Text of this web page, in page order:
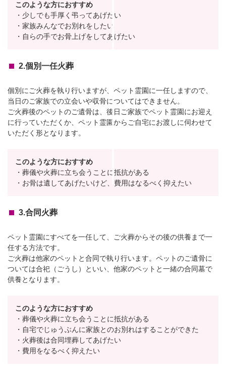
このような方におすすめ
・少しでも手厚く弔ってあげたい
・家族みんなでお別れをしたい
・自らの手でお骨上げをしてあげたい
2.個別一任火葬
個別にご火葬を執り行いますが、ペット霊園に一任しますので、
当日のご家族での立会いや収骨についてはできません。
ご火葬後のペットのご遺骨は、後日ご家族でペット霊園にお迎え
に行っていただくか、ペット霊園からご自宅にお渡しに伺わせて
いただく形となります。
このような方におすすめ
・葬儀や火葬に立ち会うことに抵抗がある
・お骨は遺してあげたいけど、費用はなるべく抑えたい
3.合同火葬
ペット霊園にすべてを一任して、ご火葬からその後の供養まで一
任する方法です。
ご火葬は他家のペットと合同で執り行います。ペットのご遺骨に
ついては合祀（ごうし）といい、他家のペットと一緒の合同墓で
供養となります。
このような方におすすめ
・葬儀や火葬に立ち会うことに抵抗がある
・自宅でじゅうぶんに家族とのお別れはすることができた
・火葬後は合同埋葬してあげたい
・費用をなるべく抑えたい